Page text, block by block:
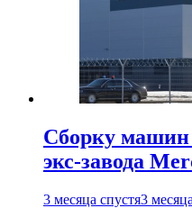
Сборку машин
экс-завода
3 месяца спустя3